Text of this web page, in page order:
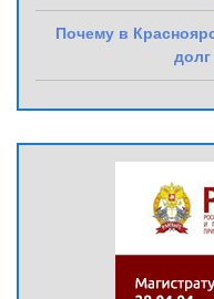
Почему в
долг